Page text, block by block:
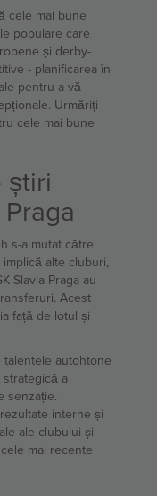
cele mai bune
populare care
și derby-
- planificarea în
pentru a vă
Urmăriți
cele mai bune
știri
s-a mutat către
alte cluburi,
Slavia Praga au
Acest
față de lotul și
autohtone
a
senzație.
interne și
ale clubului și
mai recente